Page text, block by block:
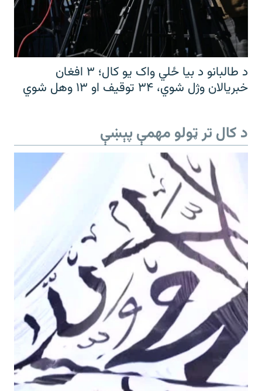
د طالبانو د بیا ځلي واک یو کال؛ ۳ افغان
خبریالان وژل شوي، ۳۴ توقیف او ۱۳ وهل شوي
د کال تر ټولو مهمې پېښې